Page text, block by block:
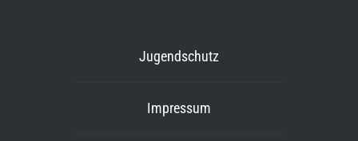
Jugendschutz
Impressum